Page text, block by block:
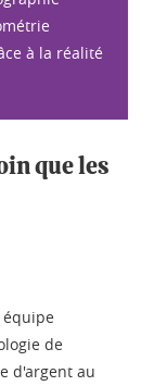
à la réalité
que les
équipe
de
d'argent au